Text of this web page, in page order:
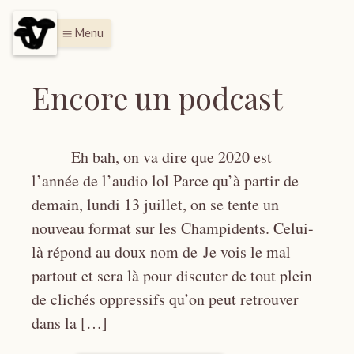
menu Menu
Encore un podcast
Eh bah, on va dire que 2020 est
l’année de l’audio lol Parce qu’à partir de
demain, lundi 13 juillet, on se tente un
nouveau format sur les Champidents. Celui-
là répond au doux nom de Je vois le mal
partout et sera là pour discuter de tout plein
de clichés oppressifs qu’on peut retrouver
dans la […]